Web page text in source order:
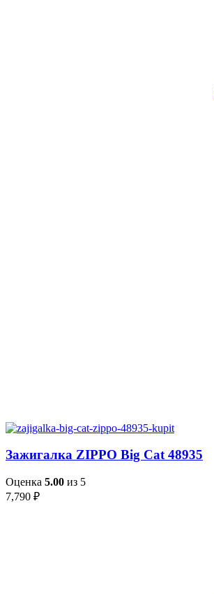
Зажигалка ZIPPO Big Cat 48935
Оценка 5.00 из 5
7,790 ₽